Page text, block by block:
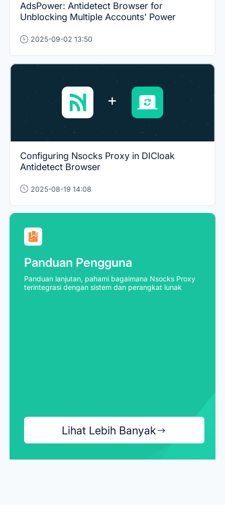
Panduan Pengguna
Panduan lanjutan, pahami bagaimana Nsocks Proxy
terintegrasi dengan sistem dan perangkat lunak
Lihat Lebih Banyak
AdsPower: Antidetect Browser for
Unblocking Multiple Accounts' Power
2025-09-02 13:50
Configuring Nsocks Proxy in DICloak
Antidetect Browser
2025-08-19 14:08